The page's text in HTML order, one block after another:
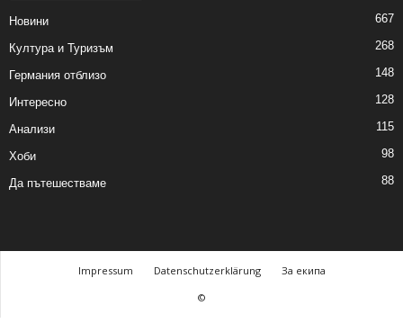
Новини 667
Култура и Туризъм 268
Германия отблизо 148
Интересно 128
Анализи 115
Хоби 98
Да пътешестваме 88
Impressum Datenschutzerklärung
За екипа
©